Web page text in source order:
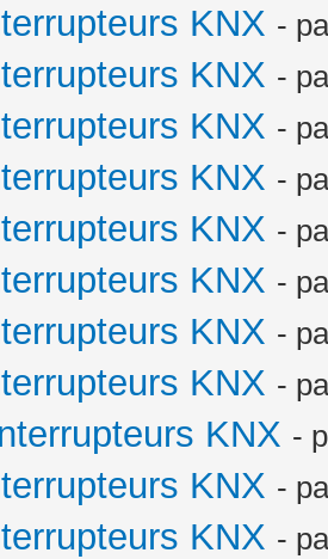
KNX -
KNX -
KNX -
KNX -
KNX -
KNX -
KNX -
KNX -
KNX -
KNX -
KNX -